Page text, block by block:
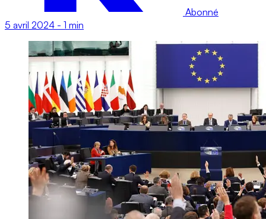
Abonné
5 avril 2024 - 1 min